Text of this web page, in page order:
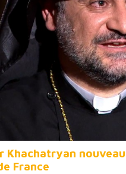
Khachatryan
France